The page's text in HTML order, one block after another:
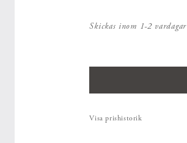
Skickas inom 1-2 vardagar
Visa prishistorik